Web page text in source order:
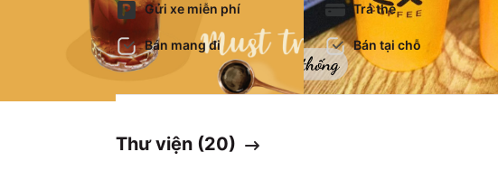
Gửi xe miễn phí Trả thẻ
Bán mang đi Bán tại chỗ
Thư viện (20)